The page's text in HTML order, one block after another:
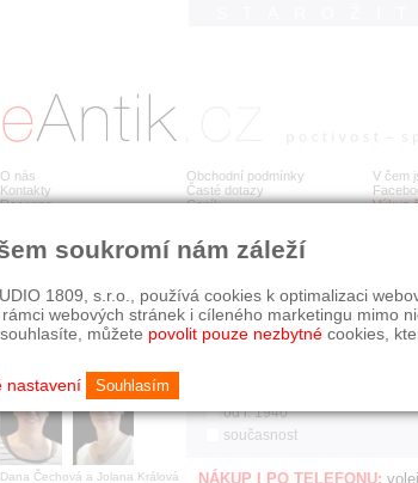
O nás
Kontakty
Recenze
Obchodní podmínky
Časté dotazy
Ceník
V čem
Výkup
Jsme prověřená firma
Zákazníci u nás oceňují:
■ odborné zázemí
■ bezpečné prostředí
Dana Čechová a Jolana Králová
RYCHLÉ HLEDÁNÍ
HISTORICKÉ OBDOBÍ
všechno
před r. 1800
od r. 1940
současnost
NÁKUP I PO TELEFONU:
soukromí nám záleží
1809, s.r.o., používá cookies k optimalizaci
webových stránek i cíleného marketingu mimo
můžete povolit pouze nezbytné cookies,
nastavení Souhlasím